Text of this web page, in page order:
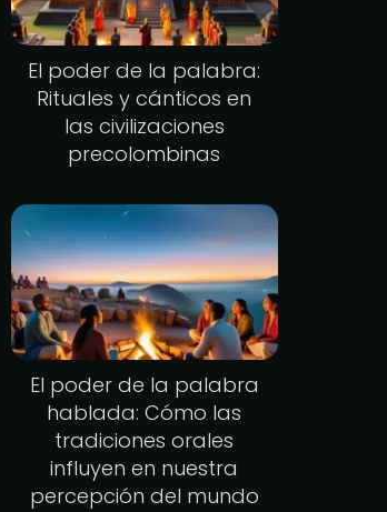
El poder de la palabra:
Rituales y cánticos en
las civilizaciones
precolombinas
El poder de la palabra
hablada: Cómo las
tradiciones orales
influyen en nuestra
percepción del mundo